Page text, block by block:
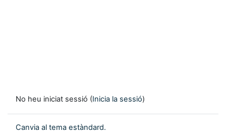
No heu iniciat sessió (Inicia la sessió)
Canvia al tema estàndard.